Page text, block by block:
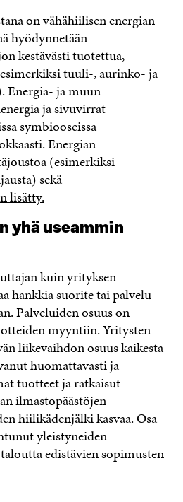
on vähähiilisen energian
hyödynnetään
kestävästi tuotettua,
tuuli-, aurinko- ja
Energia- ja muun
ja sivuvirrat
symbiooseissa
Energian
(esimerkiksi
sekä
lisätty.
yhä useammin
kuin yrityksen
hankkia suorite tai palvelu
Palveluiden osuus on
myyntiin. Yritysten
liikevaihdon osuus kaikesta
huomattavasti ja
tuotteet ja ratkaisut
ilmastopäästöjen
hiilikädenjälki kasvaa. Osa
yleistyneiden
edistävien sopimusten